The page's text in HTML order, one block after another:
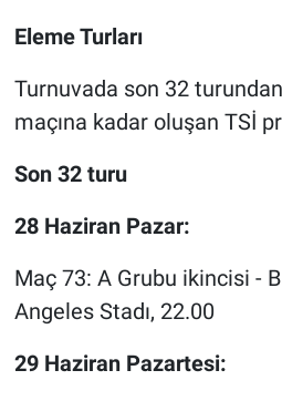
Eleme Turları
Turnuvada son 32
maçına kadar oluşan TSİ
Son 32 turu
28 Haziran Pazar:
Maç 73: A Grubu ikincisi -
Angeles Stadı, 22.00
29 Haziran Pazartesi: